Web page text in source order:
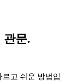
관문.
고 쉬운 방법입